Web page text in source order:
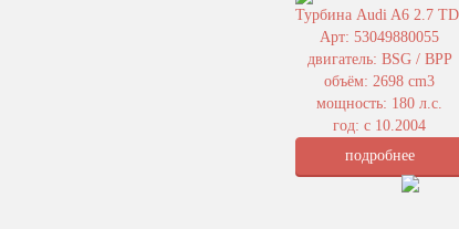
Турбина Audi A6 2.7
Арт: 53049880055
двигатель: BSG / BPP
объём: 2698 cm3
мощность: 180 л.с.
год: с 10.2004
подробнее